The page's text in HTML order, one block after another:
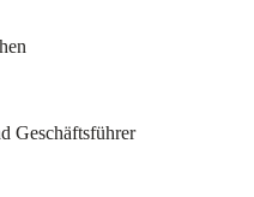
Geschäftsführer